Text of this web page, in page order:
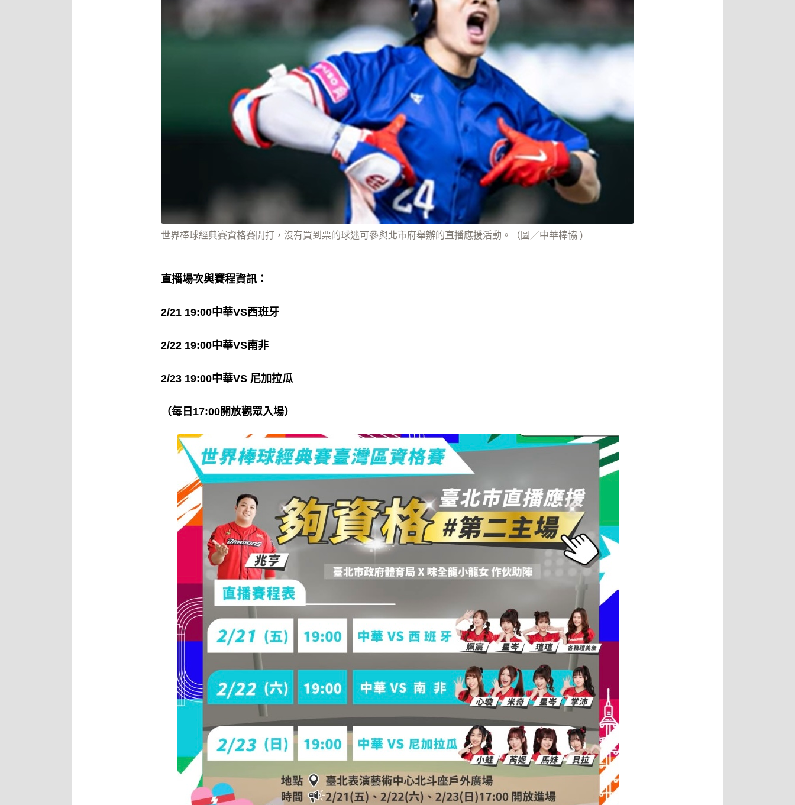
世界棒球經典賽資格賽開打，沒有買到票的球迷可參與北市府舉辦的直播應援活動。（圖／中華棒協 )
直播場次與賽程資訊：
2/21 19:00中華VS西班牙
2/22 19:00中華VS南非
2/23 19:00中華VS 尼加拉瓜
（每日17:00開放觀眾入場）